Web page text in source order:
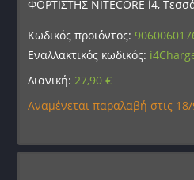
ΦΟΡΤΙΣΤΗΣ NITECORE i4,
Κωδικός προϊόντος:
Εναλλακτικός κωδικός:
Λιανική:27,90€
Αναμένεται παραλαβή στις